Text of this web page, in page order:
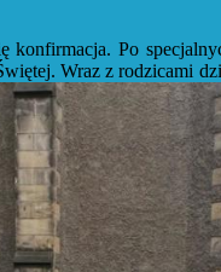
konfirmacja. Po
Wraz z rodzicami